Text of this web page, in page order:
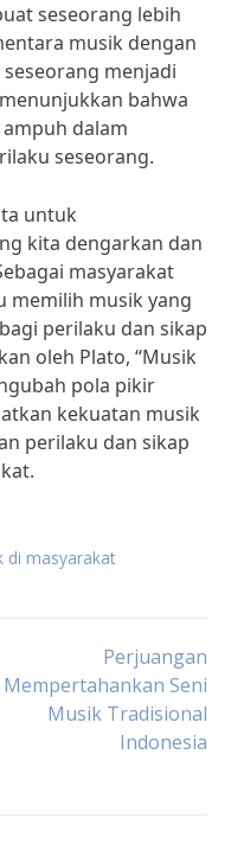
seseorang lebih
musik dengan
menjadi
bahwa
dalam
seseorang.
untuk
kita dengarkan dan
masyarakat
memilih musik yang
perilaku dan sikap
oleh Plato, “Musik
pola pikir
kekuatan musik
perilaku dan sikap
di masyarakat
Perjuangan
Mempertahankan Seni
Musik Tradisional
Indonesia